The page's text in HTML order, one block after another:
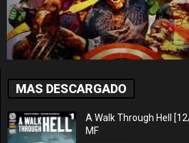
MAS DESCARGADO
A Walk Through Hell
MF